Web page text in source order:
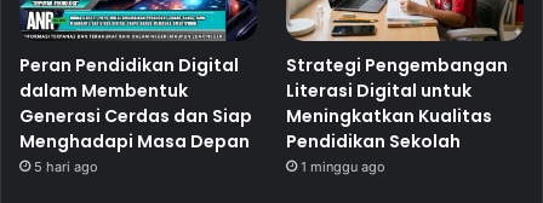
Peran Pendidikan Digital
dalam Membentuk
Generasi Cerdas dan Siap
Menghadapi Masa Depan
5 hari ago
Strategi Pengembangan
Literasi Digital untuk
Meningkatkan Kualitas
Pendidikan Sekolah
1 minggu ago